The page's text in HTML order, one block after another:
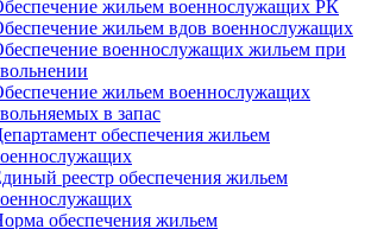
жильем военнослужащих РК
жильем вдов военнослужащих
военнослужащих жильем при
жильем военнослужащих
в запас
обеспечения жильем
реестр обеспечения жильем
обеспечения жильем